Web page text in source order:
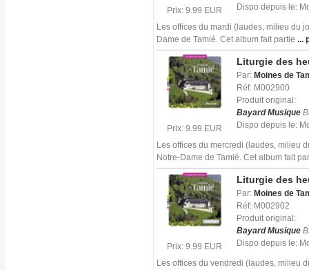
Prix: 9.99 EUR
Dispo depuis le:
Les offices du mardi (laudes, milieu du
Dame de Tamié. Cet album fait partie ...
Prix: 9.99 EUR
Liturgie des
Par: Moines de
Réf: M002900
Produit original:
Bayard Musique
Dispo depuis le:
Les offices du mercredi (laudes, milieu
Notre-Dame de Tamié. Cet album fait
Prix: 9.99 EUR
Liturgie des
Par: Moines de
Réf: M002902
Produit original:
Bayard Musique
Dispo depuis le:
Les offices du vendredi (laudes, milieu